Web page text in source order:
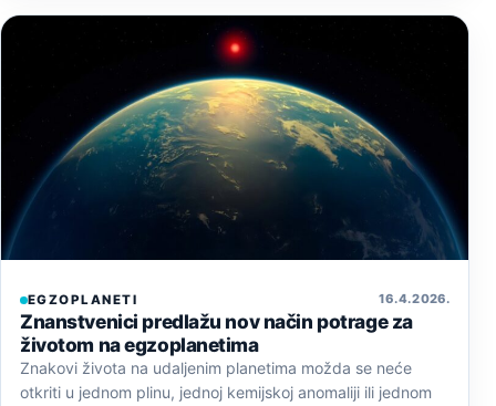
EGZOPLANETI 16. 4. 2026.
Znanstvenici predlažu nov način potrage za
životom na egzoplanetima
Znakovi života na udaljenim planetima možda se neće
otkriti u jednom plinu, jednoj kemijskoj anomaliji ili jednom